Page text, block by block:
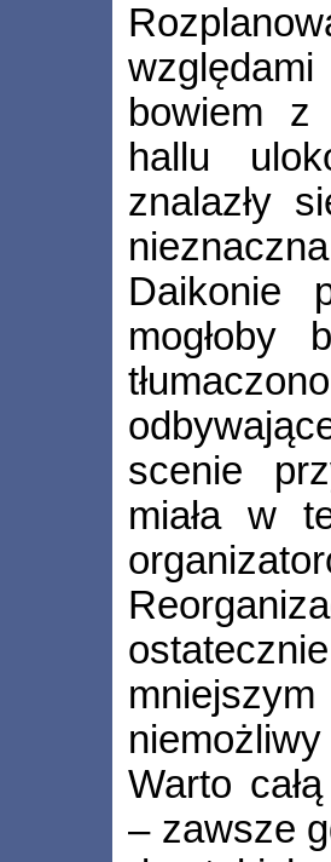
bowiem z
hallu
znalazły
Daikonie
mogłoby
scenie
miała w
Warto
– zawsze